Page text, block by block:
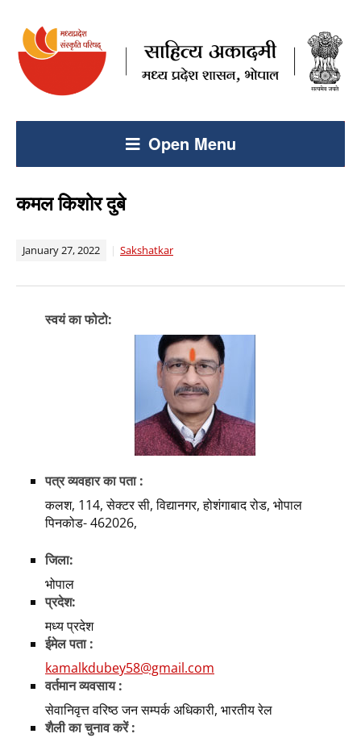
Open Menu
कमल किशोर दुबे
January 27, 2022 Sakshatkar
स्वयं का फोटो:
पत्र व्यवहार का पता :
कलश, 114, सेक्टर सी, विद्यानगर, होशंगाबाद रोड, भोपाल
पिनकोड- 462026,
जिला:
भोपाल
प्रदेश:
मध्य प्रदेश
ईमेल पता :
kamalkdubey58@gmail.com
वर्तमान व्यवसाय :
सेवानिवृत्त वरिष्ठ जन सम्पर्क अधिकारी, भारतीय रेल
शैली का चुनाव करें :